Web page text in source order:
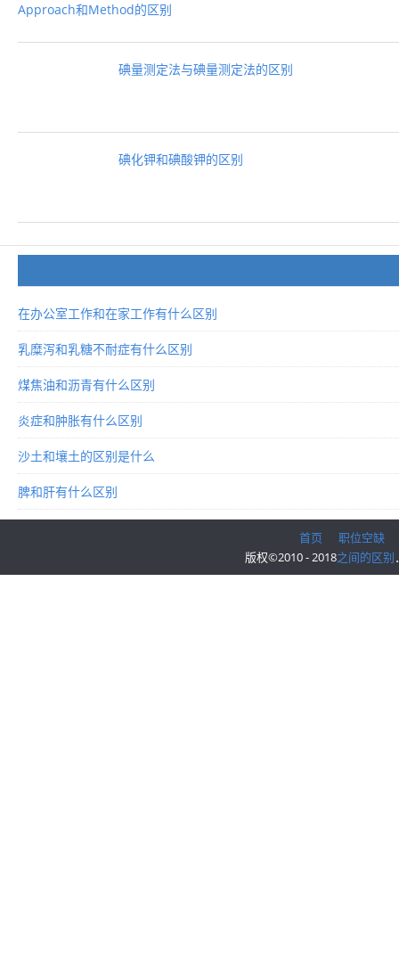
Approach和Method的区别
碘量测定法与碘量测定法的区别
碘化钾和碘酸钾的区别
在办公室工作和在家工作有什么区别
乳糜泻和乳糖不耐症有什么区别
煤焦油和沥青有什么区别
炎症和肿胀有什么区别
沙土和壤土的区别是什么
脾和肝有什么区别
首页
职位空缺
版权©2010 - 2018之间的区别